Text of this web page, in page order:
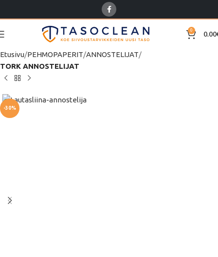
0 0.00
Etusivu PEHMOPAPERIT ANNOSTELIJAT
TORK ANNOSTELIJAT
-30%